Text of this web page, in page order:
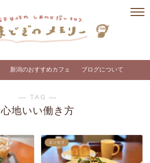
新潟のおすすめカフェ ブログについて
― TAG ―
心地いい働き方
エッセイ